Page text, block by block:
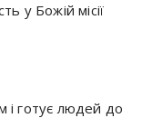
у Божій місії
і готує людей до